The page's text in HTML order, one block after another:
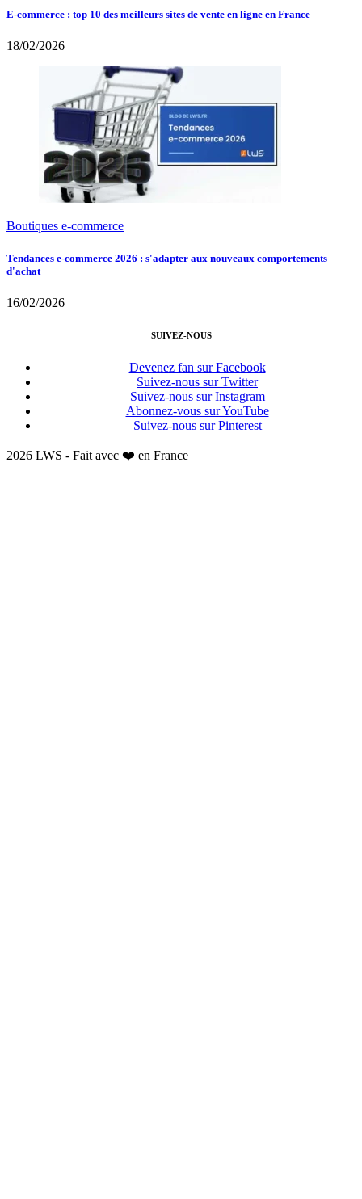
E-commerce : top 10 des meilleurs sites de vente en ligne en France
18/02/2026
Boutiques e-commerce
Tendances e-commerce 2026 : s'adapter aux nouveaux comportements
d'achat
16/02/2026
SUIVEZ-NOUS
Devenez fan sur Facebook
Suivez-nous sur Twitter
Suivez-nous sur Instagram
Abonnez-vous sur YouTube
Suivez-nous sur Pinterest
2026 LWS - Fait avec ❤️ en France